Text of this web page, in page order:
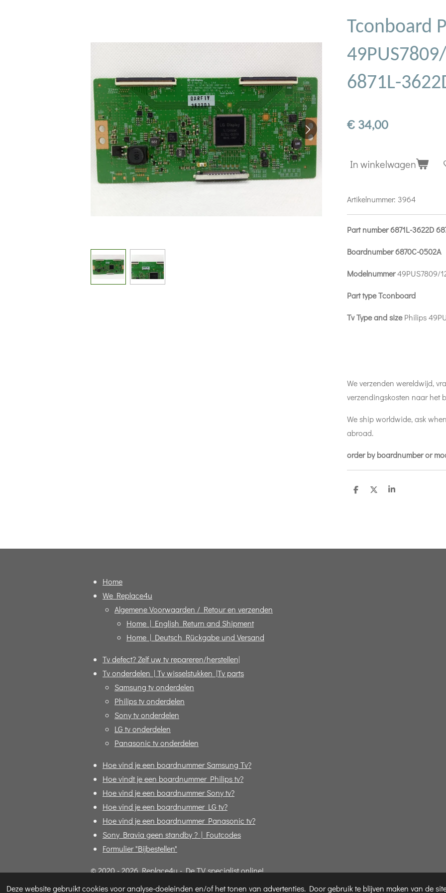
Deze website gebruikt cookies voor analyse-doeleinden en/of het tonen van advertenties. Door gebruik te blijven maken van de
Tconboard
6871L-
€ 34,00
In winkelwagen
Artikelnummer: 3964
Part number 6871L-3622D
Boardnumber 6870C-0502A
Modelnummer49PUS7809/
Part type Tconboard
Tv Type and sizePhilips
We verzenden wereldwijd,
verzendingskosten naar het
We ship worldwide, ask
abroad.
order by boardnumber or
D
D
S
Home
We Replace4u
Algemene Voorwaarden / Retour en verzenden
Home | English Return and Shipment
Home | Deutsch Rückgabe und Versand
Tv defect? Zelf uw tv repareren/herstellen|
Tv onderdelen | Tv wisselstukken |Tv parts
Samsung tv onderdelen
Philips tv onderdelen
Sony tv onderdelen
LG tv onderdelen
Panasonic tv onderdelen
Hoe vind je een boardnummer Samsung Tv?
Hoe vindt je een boardnummer Philips tv?
Hoe vind je een boardnummer Sony tv?
Hoe vind je een boardnummer LG tv?
Hoe vind je een boardnummer Panasonic tv?
Sony Bravia geen standby ? | Foutcodes
Formulier "Bijbestellen"
© 2020 - 2026 Replace4u - De TV specialist online!